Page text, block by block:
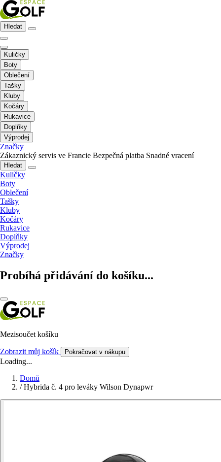
Hledat
Kuličky
Boty
Oblečení
Tašky
Kluby
Kočáry
Rukavice
Doplňky
Výprodej
Značky
Zákaznický servis ve Francie Bezpečná platba Snadné vracení
Hledat
Kuličky
Boty
Oblečení
Tašky
Kluby
Kočáry
Rukavice
Doplňky
Výprodej
Značky
Probíhá přidávání do košíku...
Mezisoučet košíku
Zobrazit můj košík Pokračovat v nákupu
Loading...
Domů
/ Hybrida č. 4 pro leváky Wilson Dynapwr